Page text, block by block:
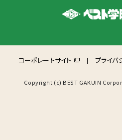
コーポレートサイト プライバ
Copyright (c) BEST GAKUIN